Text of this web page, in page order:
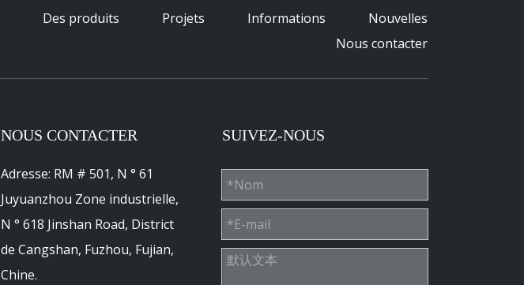
Des produits Projets Informations
Nouvelles
Nous contacter
NOUS CONTACTER
Adresse: RM # 501, N ° 61
Juyuanzhou Zone industrielle,
N ° 618 Jinshan Road, District
de Cangshan, Fuzhou, Fujian,
Chine.
SUIVEZ-NOUS